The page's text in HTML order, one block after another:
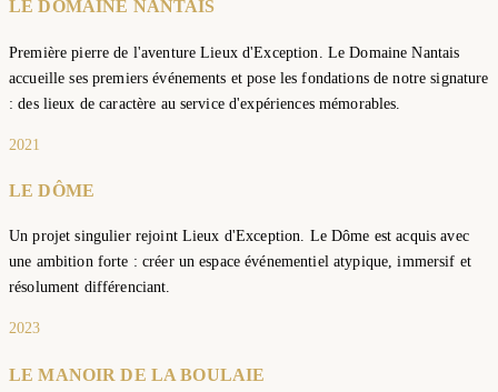
LE DOMAINE NANTAIS
Première pierre de l'aventure Lieux d'Exception. Le Domaine Nantais
accueille ses premiers événements et pose les fondations de notre signature
: des lieux de caractère au service d'expériences mémorables.
2021
LE DÔME
Un projet singulier rejoint Lieux d'Exception. Le Dôme est acquis avec
une ambition forte : créer un espace événementiel atypique, immersif et
résolument différenciant.
2023
LE MANOIR DE LA BOULAIE